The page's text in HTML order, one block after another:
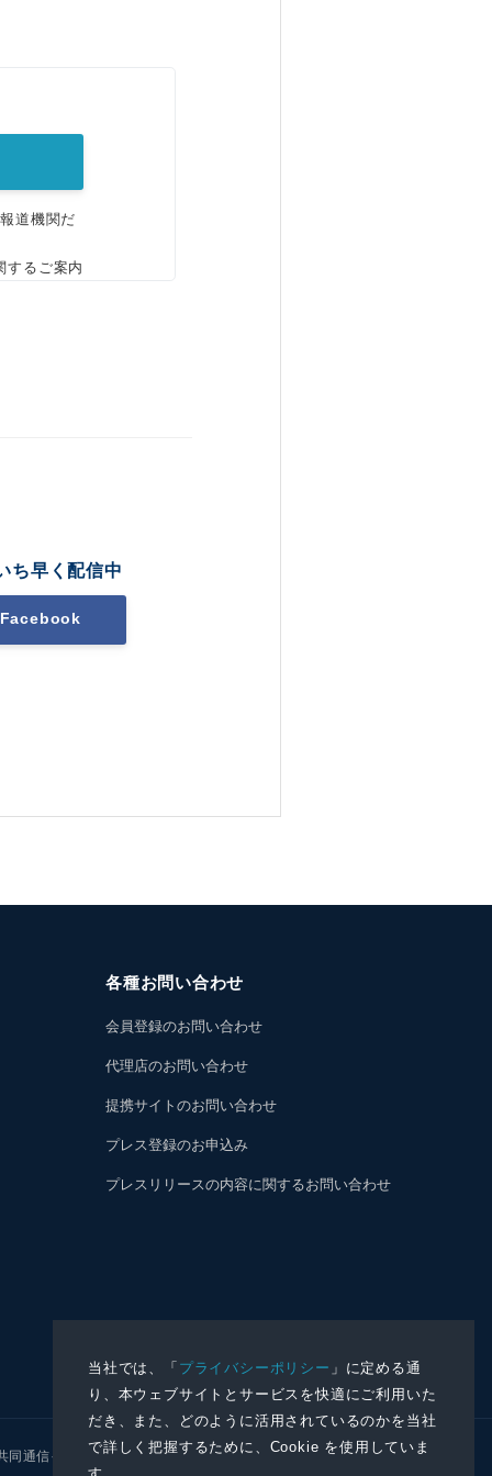
当社では、「 プライバシーポリシー 」に定める通
り、本ウェブサイトとサービスを快適にご利用いた
だき、また、どのように活用されているのかを当社
で詳しく把握するために、Cookie を使用していま
道機関だ
するご案内
ち早く配信中
Facebook
各種お問い合わせ
会員登録のお問い合わせ
代理店のお問い合わせ
提携サイトのお問い合わせ
プレス登録のお申込み
プレスリリースの内容に関するお問い合わせ
同通信イメージズ 株式会社NNA